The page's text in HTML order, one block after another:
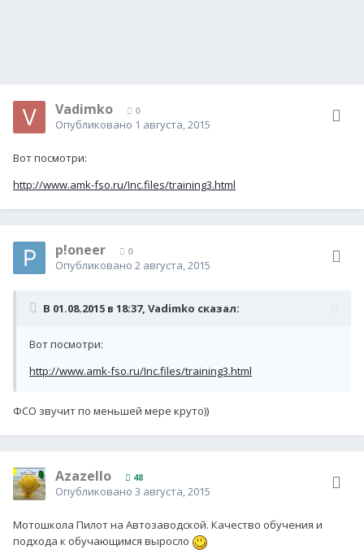
Vadimko 0
Опубликовано 1 августа, 2015
Вот посмотри:
http://www.amk-fso.ru/Inc.files/training3.html
p!oneer 0
Опубликовано 2 августа, 2015
В 01.08.2015 в 18:37, Vadimko сказал:
Вот посмотри:
http://www.amk-fso.ru/Inc.files/training3.html
ФСО звучит по меньшей мере круто))
Azazello 48
Опубликовано 3 августа, 2015
Мотошкола Пилот на Автозаводской. Качество обучения и
подхода к обучающимся выросло